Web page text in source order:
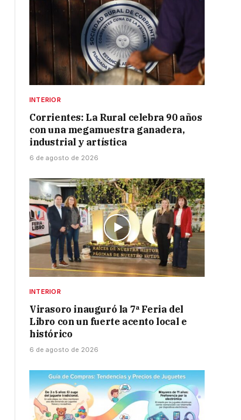
INTERIOR
Corrientes: La Rural celebra 90 años
con una megamuestra ganadera,
industrial y artística
6 de agosto de 2026
INTERIOR
Virasoro inauguró la 7ª Feria del
Libro con un fuerte acento local e
histórico
6 de agosto de 2026